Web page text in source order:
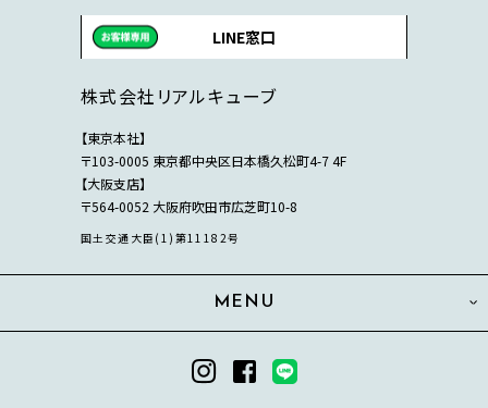
LINE窓口
株式会社リアルキューブ
【東京本社】
〒103-0005 東京都中央区日本橋久松町4-7 4F
【大阪支店】
〒564-0052 大阪府吹田市広芝町10-8
国土交通大臣(1)第11182号
MENU